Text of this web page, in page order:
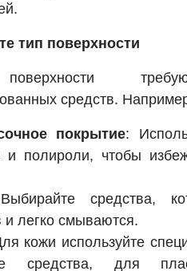
тип поверхности
средств.
покрытие:
и полироли, чтобы
средства,
и легко смываются.
кожи используйте
средства, для